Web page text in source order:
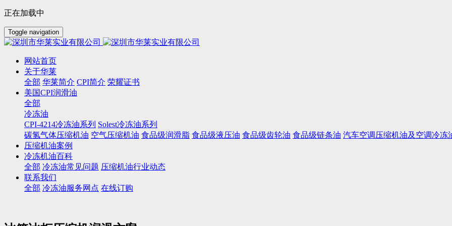
正在加载中
Toggle navigation
网站首页
关于华莱
全部 华莱简介 CPI简介 荣耀证书
美国CPI润滑油
全部
冷冻油
CPI-4214冷冻油系列 Solest冷冻油系列
碳氢气体压缩机油 空气压缩机油 食品级润滑脂 食品级液压油 食品级齿轮油 食品级链条油 汽车空调压缩机油及空调冷冻
压缩机油案例
冷冻机油百科
全部 冷冻油常见问题 压缩机油行业动态
联系我们
全部 冷冻油服务网点 在线订购